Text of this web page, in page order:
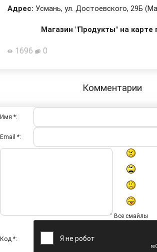
Адрес: Усмань, ул. Достоевского, 29Б
Магазин "Продукты" на карте
1696 0
Комментарии
Имя *:
Email *:
Все смайлы
Код *: